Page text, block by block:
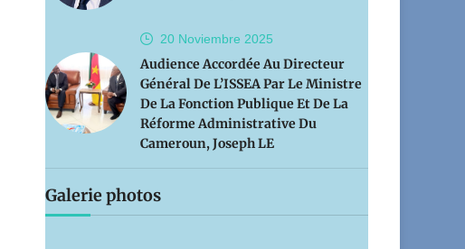
20 Noviembre 2025
Audience Accordée Au Directeur
Général De L’ISSEA Par Le Ministre
De La Fonction Publique Et De La
Réforme Administrative Du
Cameroun, Joseph LE
Galerie photos